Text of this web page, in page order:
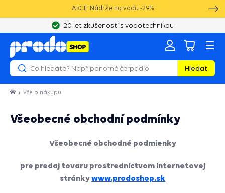
AKCE: Nádrže na vodu -29%
20 let zkušeností s vodotechnikou
Hledat
Vše o nákupu
Všeobecné obchodní podmínky
Všeobecné obchodné podmienky
pre predaj tovaru prostredníctvom internetovej
stránkywww.prodoshop.sk